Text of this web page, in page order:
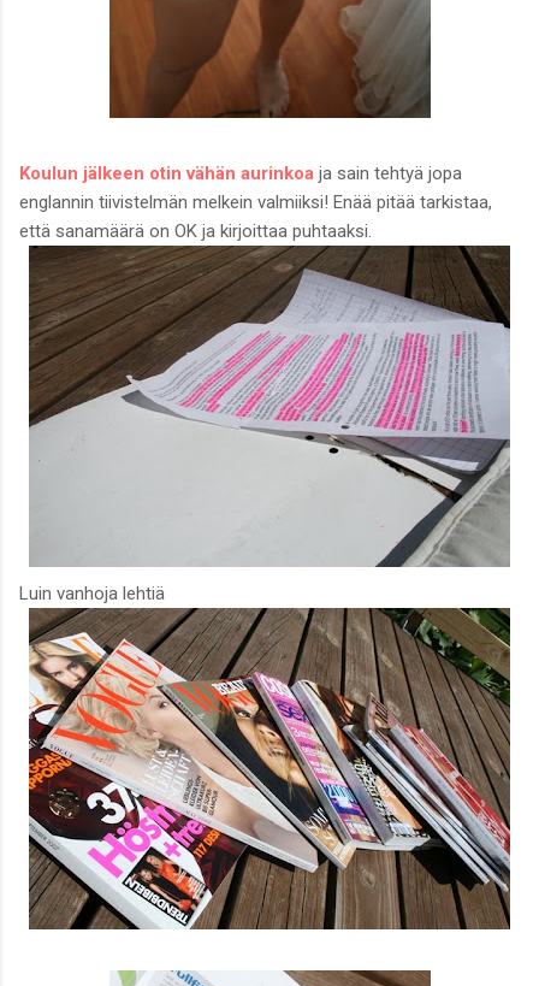
Koulun jälkeen otin vähän aurinkoa ja sain tehtyä jopa
englannin tiivistelmän melkein valmiiksi! Enää pitää tarkistaa,
että sanamäärä on OK ja kirjoittaa puhtaaksi.
Luin vanhoja lehtiä